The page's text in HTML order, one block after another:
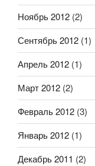
Ноябрь 2012 (2)
Сентябрь 2012 (1)
Апрель 2012 (1)
Март 2012 (2)
Февраль 2012 (3)
Январь 2012 (1)
Декабрь 2011 (2)